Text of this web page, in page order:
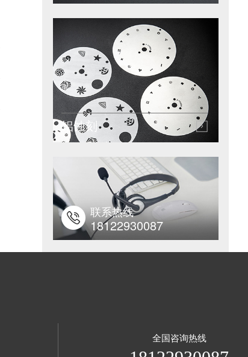
铝蚀刻
联系热线
18122930087
全国咨询热线